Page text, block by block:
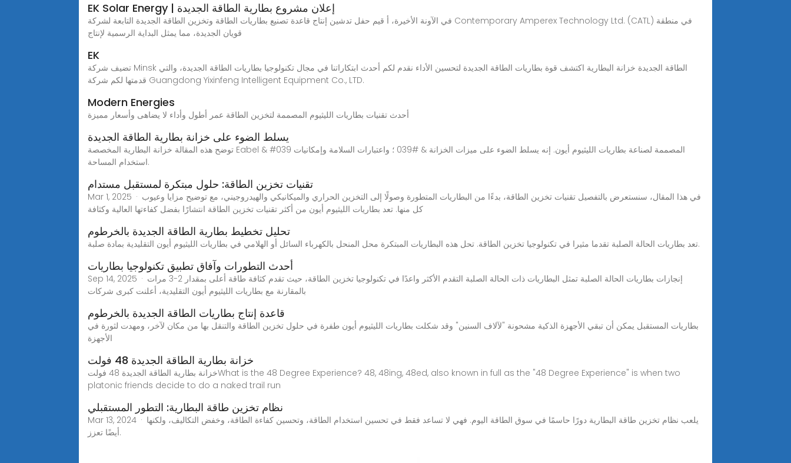
EK Solar Energy | إعلان مشروع بطارية الطاقة الجديدة
في الآونة الأخيرة، أ قيم حفل تدشين إنتاج قاعدة تصنيع بطاريات الطاقة وتخزين الطاقة الجديدة التابعة لشركة Contemporary Amperex Technology Ltd. (CATL) في منطقة
قويان الجديدة، مما يمثل البداية الرسمية لإنتاج
EK
تضيف شركة Minsk الطاقة الجديدة خزانة البطارية اكتشف قوة بطاريات الطاقة الجديدة لتحسين الأداء نقدم لكم أحدث ابتكاراتنا في مجال تكنولوجيا بطاريات الطاقة الجديدة، والتي
قدمتها لكم شركة Guangdong Yixinfeng Intelligent Equipment Co., LTD.
Modern Energies
أحدث تقنيات بطاريات الليثيوم المصممة لتخزين الطاقة عمر أطول وأداء لا يضاهى وأسعار مميزة
يسلط الضوء على خزانة بطارية الطاقة الجديدة
توضح هذه المقالة خزانة البطارية المخصصة Eabel & #039 المصممة لصناعة بطاريات الليثيوم أيون. إنه يسلط الضوء على ميزات الخزانة & #039 ؛ واعتبارات السلامة وإمكانيات
استخدام المساحة.
تقنيات تخزين الطاقة: حلول مبتكرة لمستقبل مستدام
Mar 1, 2025 · في هذا المقال، سنستعرض بالتفصيل تقنيات تخزين الطاقة، بدءًا من البطاريات المتطورة وصولًا إلى التخزين الحراري والميكانيكي والهيدروجيني، مع توضيح مزايا وعيوب
كل منها. تعد بطاريات الليثيوم أيون من أكثر تقنيات تخزين الطاقة انتشارًا بفضل كفاءتها العالية وكثافة
تحليل تخطيط بطارية الطاقة الجديدة بالخرطوم
تعد بطاريات الحالة الصلبة تقدما مثيرا في تكنولوجيا تخزين الطاقة. تحل هذه البطاريات المبتكرة محل المنحل بالكهرباء السائل أو الهلامي في بطاريات الليثيوم أيون التقليدية بمادة صلبة.
أحدث التطورات وآفاق تطبيق تكنولوجيا بطاريات
Sep 14, 2025 · إنجازات بطاريات الحالة الصلبة تمثل البطاريات ذات الحالة الصلبة التقدم الأكثر واعدًا في تكنولوجيا تخزين الطاقة، حيث تقدم كثافة طاقة أعلى بمقدار 2-3 مرات
بالمقارنة مع بطاريات الليثيوم أيون التقليدية، أعلنت كبرى شركات
قاعدة إنتاج بطاريات الطاقة الجديدة بالخرطوم
بطاريات المستقبل يمكن أن تبقي الأجهزة الذكية مشحونة "لآلاف السنين" وقد شكلت بطاريات الليثيوم أيون طفرة في حلول تخزين الطاقة والتنقل بها من مكان لآخر، ومهدت لثورة في
الأجهزة
خزانة بطارية الطاقة الجديدة 48 فولت
خزانة بطارية الطاقة الجديدة 48 فولتWhat is the 48 Degree Experience? 48, 48ing, 48ed, also known in full as the "48 Degree Experience" is when two
platonic friends decide to do a naked trail run
نظام تخزين طاقة البطارية: التطور المستقبلي
Mar 13, 2024 · يلعب نظام تخزين طاقة البطارية دورًا حاسمًا في سوق الطاقة اليوم. فهي لا تساعد فقط في تحسين استخدام الطاقة، وتحسين كفاءة الطاقة، وخفض التكاليف، ولكنها
أيضًا تعزز.